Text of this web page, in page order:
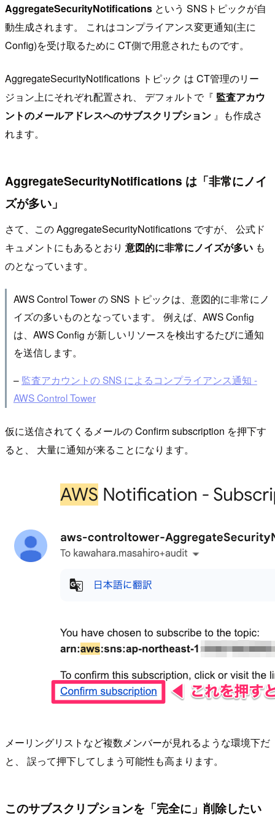
AggregateSecurityNotifications という SNSトピックが自
動生成されます。 これはコンプライアンス変更通知(主に
Config)を受け取るために CT側で用意されたものです。
AggregateSecurityNotifications トピック は CT管理のリー
ジョン上にそれぞれ配置され、 デフォルトで『 監査アカウ
ントのメールアドレスへのサブスクリプション 』も作成さ
れます。
AggregateSecurityNotifications は「非常にノイ
ズが多い」
さて、この AggregateSecurityNotifications ですが、 公式ド
キュメントにもあるとおり 意図的に非常にノイズが多い も
のとなっています。
AWS Control Tower の SNS トピックは、意図的に非常にノ
イズの多いものとなっています。 例えば、AWS Config
は、AWS Config が新しいリソースを検出するたびに通知
を送信します。
– 監査アカウントの SNS によるコンプライアンス通知 -
AWS Control Tower
仮に送信されてくるメールの Confirm subscription を押下す
ると、 大量に通知が来ることになります。
メーリングリストなど複数メンバーが見れるような環境下だ
と、 誤って押下してしまう可能性も高まります。
このサブスクリプションを「完全に」削除したい